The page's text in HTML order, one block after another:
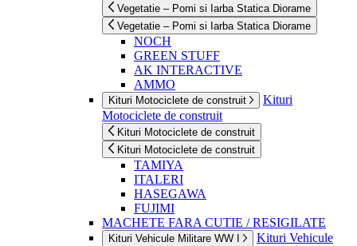
Vegetatie – Pomi si Iarba Statica Diorame
Vegetatie – Pomi si Iarba Statica Diorame
NOCH
GREEN STUFF
AK INTERACTIVE
AMMO
Kituri Motociclete de construit
Kituri
Motociclete de construit
Kituri Motociclete de construit
Kituri Motociclete de construit
TAMIYA
ITALERI
HASEGAWA
FUJIMI
MACHETE FARA CUTIE / RESIGILATE
Kituri Vehicule Militare WW I
Kituri Vehicule